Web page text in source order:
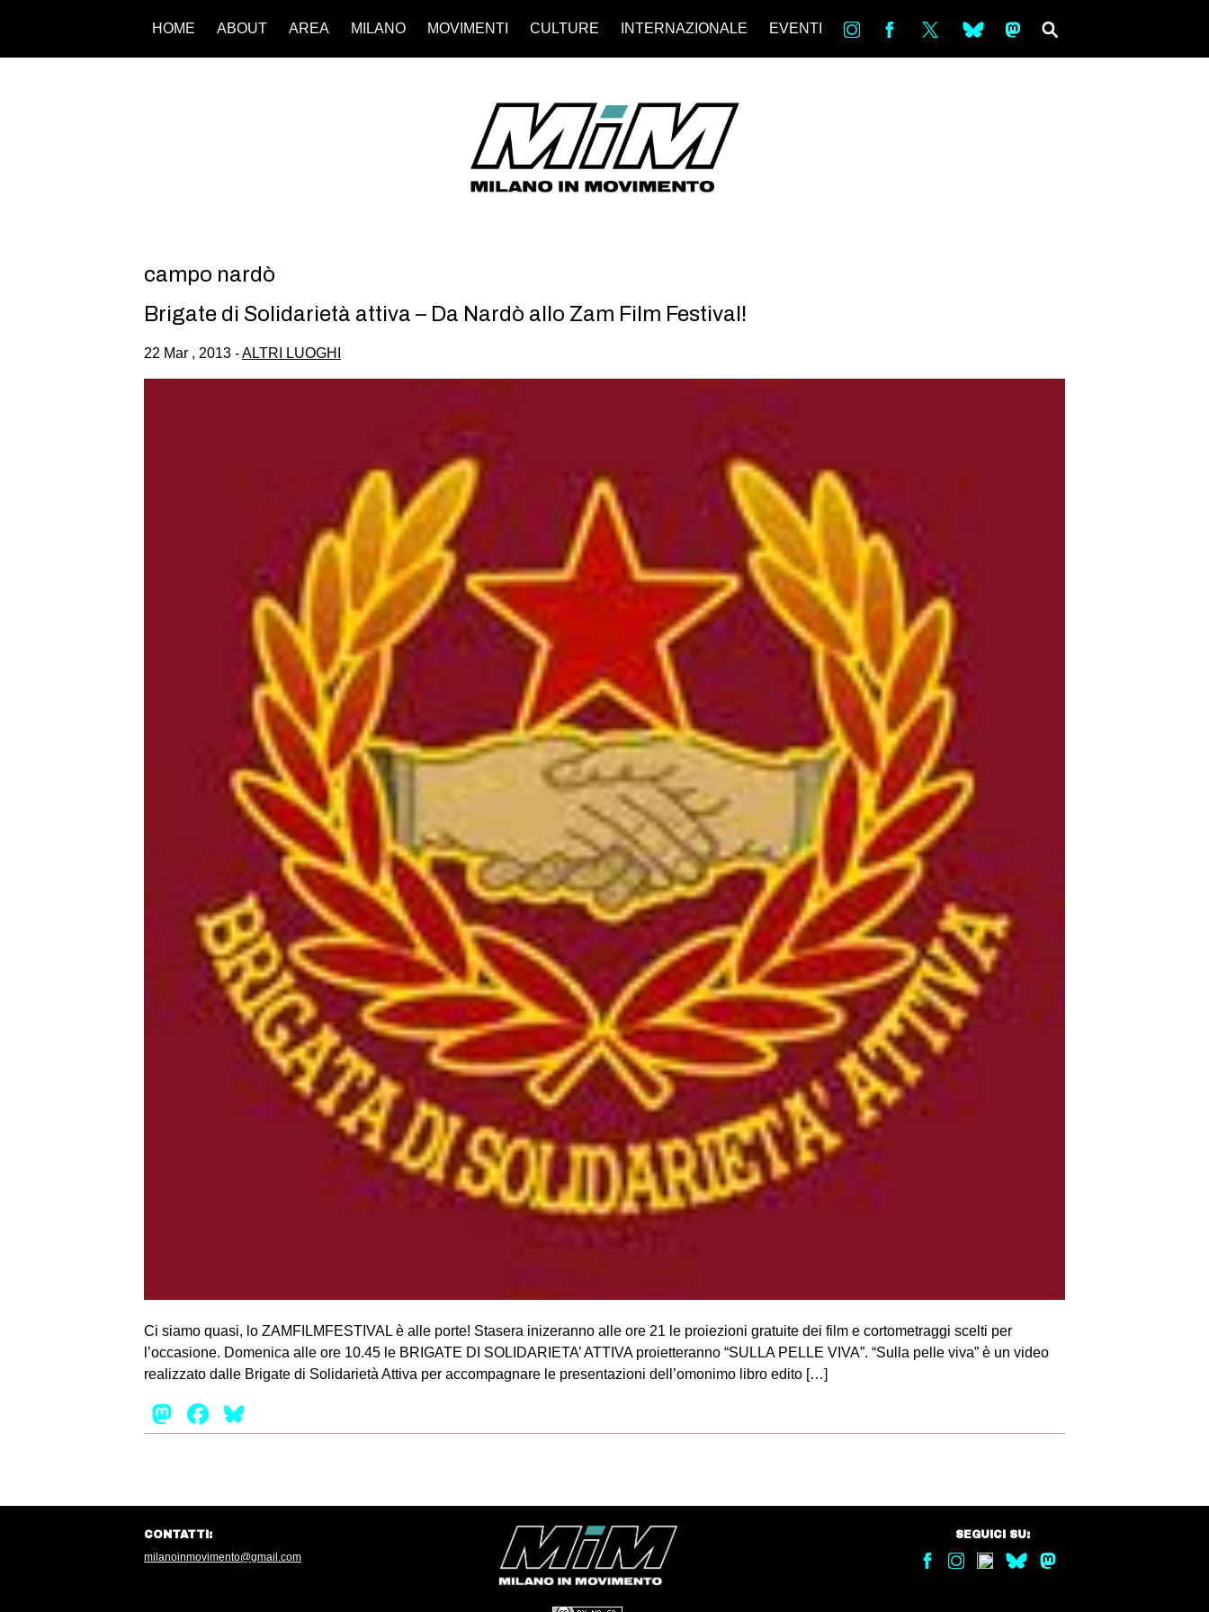
HOME ABOUT AREA MILANO MOVIMENTI CULTURE INTERNAZIONALE EVENTI in bsky ms
campo nardò
Brigate di Solidarietà attiva – Da Nardò allo Zam Film Festival!
22 Mar , 2013 -ALTRI LUOGHI
Ci siamo quasi, lo ZAMFILMFESTIVAL è alle porte! Stasera inizeranno alle ore 21 le proiezioni gratuite dei film e cortometraggi scelti per
l’occasione. Domenica alle ore 10.45 le BRIGATE DI SOLIDARIETA’ ATTIVA proietteranno “SULLA PELLE VIVA”. “Sulla pelle viva” è un video
realizzato dalle Brigate di Solidarietà Attiva per accompagnare le presentazioni dell’omonimo libro edito […]
Mastodon
Facebook
CONTATTI:
milanoinmovimento@gmail.com
SEGUICI SU: